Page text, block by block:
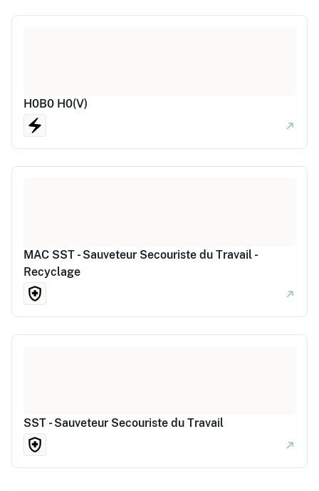
H0B0 H0(V)
MAC SST - Sauveteur Secouriste du Travail -
Recyclage
SST - Sauveteur Secouriste du Travail